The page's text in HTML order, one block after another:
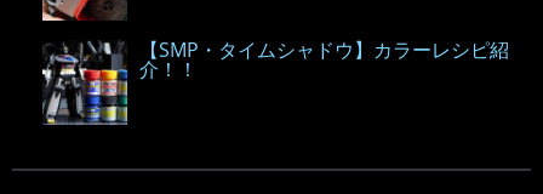
【SMP・タイムシャドウ】カラーレシピ紹
介！！